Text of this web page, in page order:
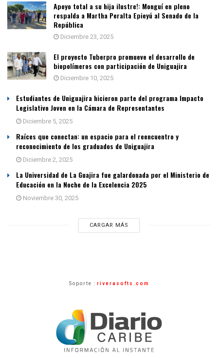
Apoyo total a su hija ilustre!: Monguí en pleno
respalda a Martha Peralta Epieyú al Senado de la
República
Diciembre 23, 2025
El proyecto Tuberpro promueve el desarrollo de
biopolímeros con participación de Uniguajira
Diciembre 10, 2025
Estudiantes de Uniguajira hicieron parte del programa Impacto
Legislativo Joven en la Cámara de Representantes
Diciembre 5, 2025
Raíces que conectan: un espacio para el reencuentro y
reconocimiento de los graduados de Uniguajira
Diciembre 2, 2025
La Universidad de La Guajira fue galardonada por el Ministerio de
Educación en la Noche de la Excelencia 2025
Noviembre 30, 2025
CARGAR MÁS
Soporte : riverasofts.com